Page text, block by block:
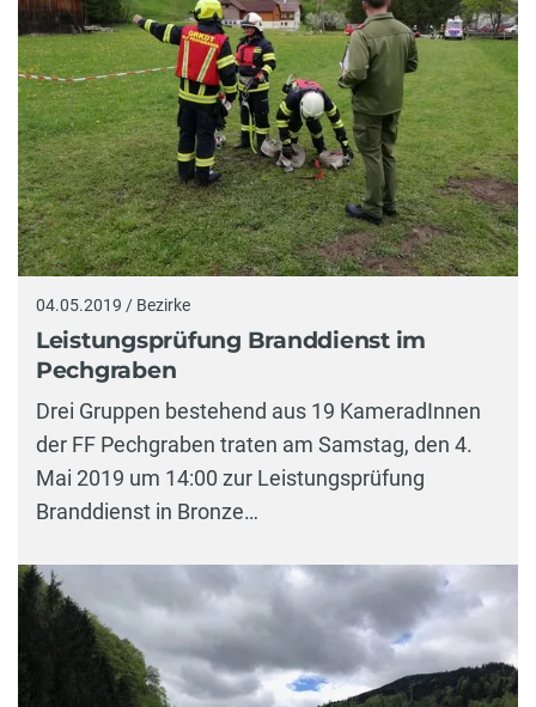
04.05.2019 / Bezirke
Leistungsprüfung Branddienst im
Pechgraben
Drei Gruppen bestehend aus 19 KameradInnen
der FF Pechgraben traten am Samstag, den 4.
Mai 2019 um 14:00 zur Leistungsprüfung
Branddienst in Bronze…